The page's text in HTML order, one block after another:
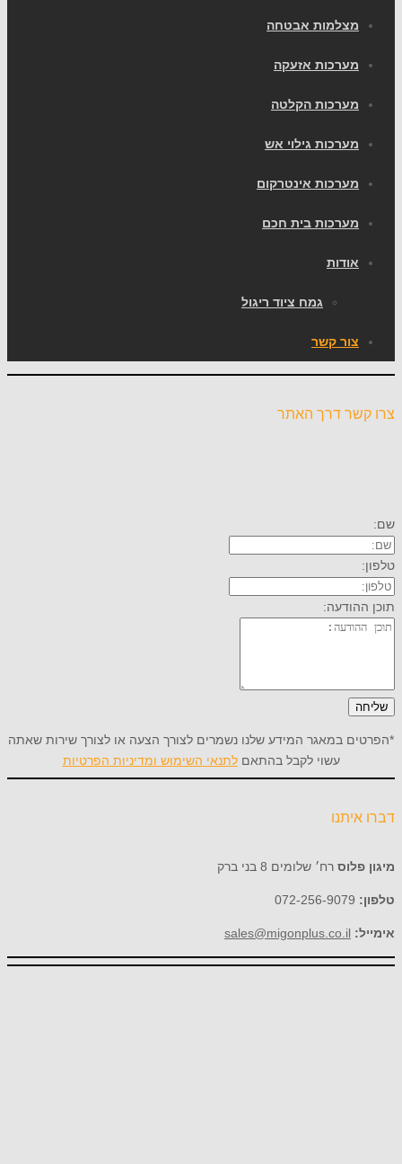
מצלמות אבטחה
מערכות אזעקה
מערכות הקלטה
מערכות גילוי אש
מערכות אינטרקום
מערכות בית חכם
אודות
גמח ציוד ריגול
צור קשר
צרו קשר דרך האתר
שם:
טלפון:
תוכן ההודעה:
שליחה
*הפרטים במאגר המידע שלנו נשמרים לצורך הצעה או לצורך שירות שאתה
עשוי לקבל בהתאםלתנאי השימוש ומדיניות הפרטיות
דברו איתנו
מיגון פלוס רח׳ שלומים 8 בני ברק
טלפון:
אימייל: sales@migonplus.co.il